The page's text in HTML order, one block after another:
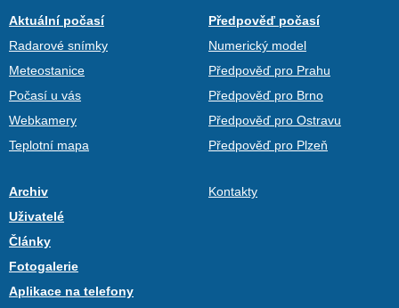
Aktuální počasí
Radarové snímky
Meteostanice
Počasí u vás
Webkamery
Teplotní mapa
Předpověď počasí
Numerický model
Předpověď pro Prahu
Předpověď pro Brno
Předpověď pro Ostravu
Předpověď pro Plzeň
Archiv
Uživatelé
Články
Fotogalerie
Aplikace na telefony
Kontakty